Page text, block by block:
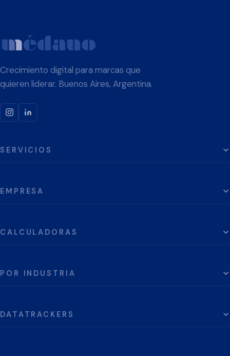
Crecimiento digital para marcas que
quieren liderar. Buenos Aires, Argentina.
SERVICIOS
EMPRESA
CALCULADORAS
POR INDUSTRIA
DATATRACKERS